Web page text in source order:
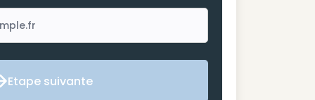
Etape suivante
Etape suivante